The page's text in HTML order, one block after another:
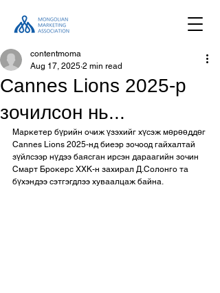
Cannes Lions 2025-р
зочилсон нь...
contentmoma
Aug 17, 2025 2 min read
Маркетер бүрийн очиж үзэхийг хүсэж мөрөөддөг
Cannes Lions 2025-нд биеэр зочоод гайхалтай
зүйлсээр нүдээ баясган ирсэн дараагийн зочин
Смарт Брокерс ХХК-н захирал Д.Солонго та
бүхэндээ сэтгэгдлээ хуваалцаж байна.